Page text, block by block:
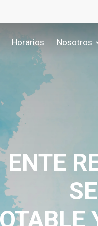
Horarios Nosotros